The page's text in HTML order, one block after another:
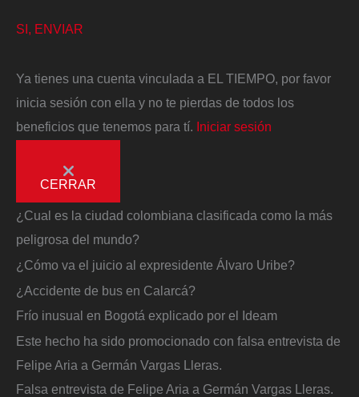
SI, ENVIAR
Ya tienes una cuenta vinculada a EL TIEMPO, por favor
inicia sesión con ella y no te pierdas de todos los
beneficios que tenemos para tí. Iniciar sesión
CERRAR
¿Cual es la ciudad colombiana clasificada como la más
peligrosa del mundo?
¿Cómo va el juicio al expresidente Álvaro Uribe?
¿Accidente de bus en Calarcá?
Frío inusual en Bogotá explicado por el Ideam
Este hecho ha sido promocionado con falsa entrevista de
Felipe Aria a Germán Vargas Lleras.
Falsa entrevista de Felipe Aria a Germán Vargas Lleras.